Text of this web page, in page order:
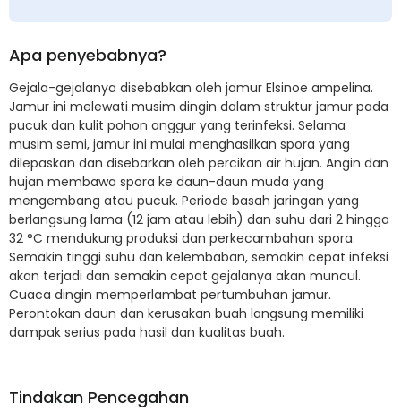
Apa penyebabnya?
Gejala-gejalanya disebabkan oleh jamur Elsinoe ampelina.
Jamur ini melewati musim dingin dalam struktur jamur pada
pucuk dan kulit pohon anggur yang terinfeksi. Selama
musim semi, jamur ini mulai menghasilkan spora yang
dilepaskan dan disebarkan oleh percikan air hujan. Angin dan
hujan membawa spora ke daun-daun muda yang
mengembang atau pucuk. Periode basah jaringan yang
berlangsung lama (12 jam atau lebih) dan suhu dari 2 hingga
32 °C mendukung produksi dan perkecambahan spora.
Semakin tinggi suhu dan kelembaban, semakin cepat infeksi
akan terjadi dan semakin cepat gejalanya akan muncul.
Cuaca dingin memperlambat pertumbuhan jamur.
Perontokan daun dan kerusakan buah langsung memiliki
dampak serius pada hasil dan kualitas buah.
Tindakan Pencegahan